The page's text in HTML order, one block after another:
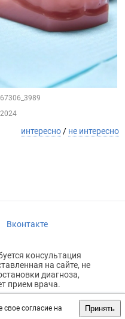
согласие на
Принять
интересно / не интересно
Вконтакте
консультация
на сайте, не
диагноза,
прием врача.